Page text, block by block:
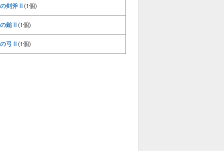
剣斧Ⅱ(1個)
鎚Ⅱ(1個)
弓Ⅱ(1個)